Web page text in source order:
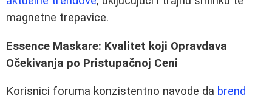
magnetne trepavice.
Essence Maskare: Kvalitet koji Opravdava
Očekivanja po Pristupačnoj Ceni
Korisnici foruma konzistentno navode da brend